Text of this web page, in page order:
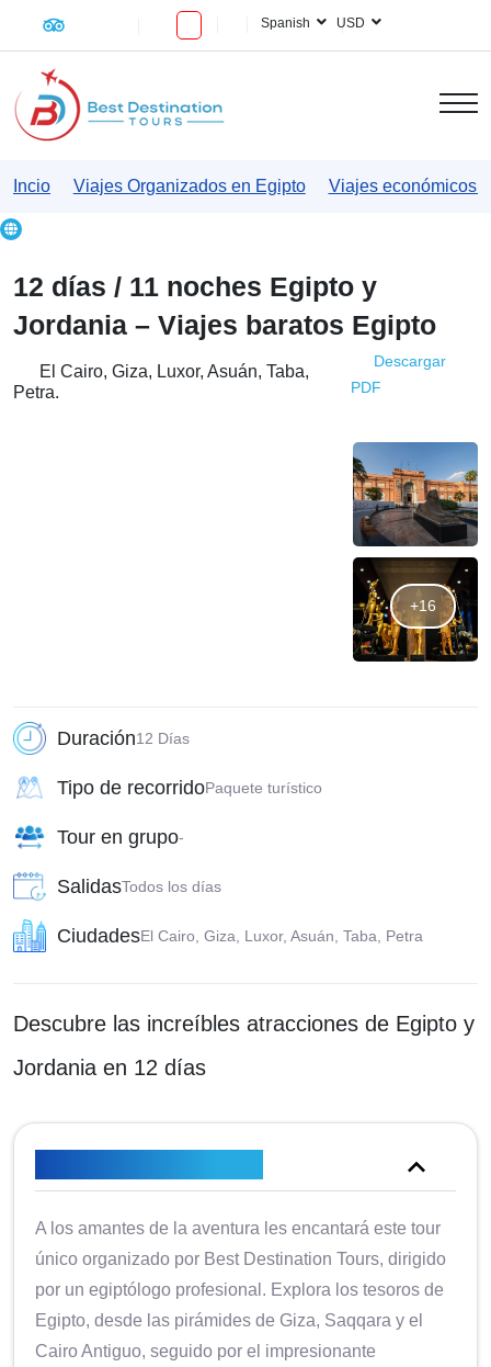
Spanish USD
Incio Viajes Organizados en Egipto Viajes económicos
12 días / 11 noches Egipto y
Jordania – Viajes baratos Egipto
El Cairo, Giza, Luxor, Asuán, Taba,
Petra.
Descargar
PDF
+16
Duración12 Días
Tipo de recorridoPaquete turístico
Tour en grupo-
SalidasTodos los días
CiudadesEl Cairo, Giza, Luxor, Asuán, Taba, Petra
Descubre las increíbles atracciones de Egipto y
Jordania en 12 días
A los amantes de la aventura les encantará este tour
único organizado por Best Destination Tours, dirigido
por un egiptólogo profesional. Explora los tesoros de
Egipto, desde las pirámides de Giza, Saqqara y el
Cairo Antiguo, seguido por el impresionante